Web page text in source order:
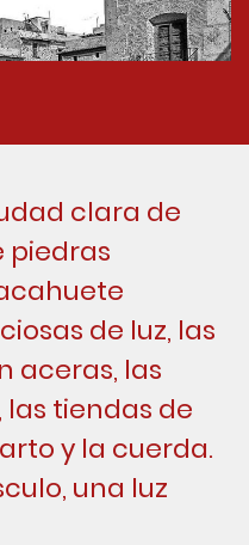
clara de
piedras
de luz, las
aceras, las
las tiendas de
y la cuerda.
una luz